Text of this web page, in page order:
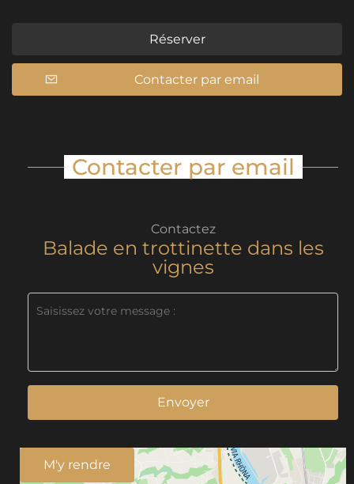
Réserver
Contacter par email
Contacter par email
Contactez
Balade en trottinette dans les
vignes
Envoyer
M'y rendre